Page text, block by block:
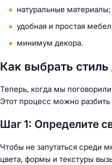
натуральные материалы;
удобная и простая
минимум декора.
Как выбрать
Теперь, когда мы
Этот процесс можно
Шаг 1: Определите
Чтобы не запутаться среди
цвета, формы и текстуры